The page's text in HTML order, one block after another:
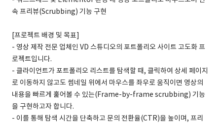
속 프리뷰(Scrubbing) 기능 구현
[프로젝트 배경 및 목표]
- 영상 제작 전문 업체인 VD 스튜디오의 포트폴리오 사이트 고도화 프
로젝트입니다.
- 클라이언트가 포트폴리오 리스트를 탐색할 때, 클릭하여 상세 페이지
로 이동하지 않고도 썸네일 위에서 마우스를 좌우로 움직이면 영상의
내용을 빠르게 훑어볼 수 있는(Frame-by-frame scrubbing) 기능
을 구현하고자 합니다.
- 이를 통해 탐색 시간을 단축하고 문의 전환율(CTR)을 높이며, 프리